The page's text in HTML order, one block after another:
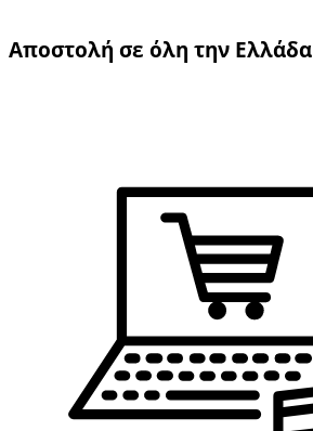
Αποστολή σε όλη την Ελλάδα